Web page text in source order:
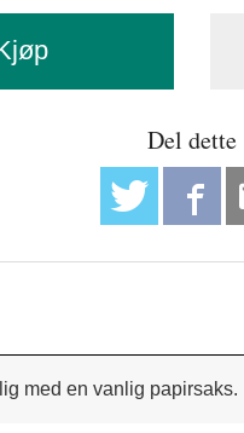
Del dette
med en vanlig papirsaks.